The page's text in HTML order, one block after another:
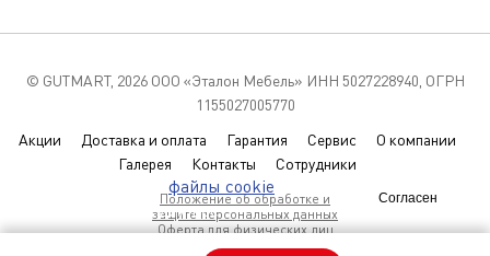
файлы cookie
улучшить сайт для вас
Согласен
© GUTMART, 2026 ООО «Эталон Мебель» ИНН 5027228940, ОГРН
1155027005770
Акции
Доставка и оплата Гарантия Сервис
О компании
Галерея
Контакты Сотрудники
Положение об обработке и
защите персональных данных
Оферта для физических лиц